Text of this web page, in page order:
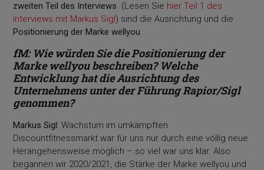
zweiten Teil des Interviews (Lesen Sie hier Teil 1 des
Interviews mit Markus Sigl) sind die Ausrichtung und die
Positionierung der Marke wellyou.
fM: Wie würden Sie die Positionierung der
Marke wellyou beschreiben? Welche
Entwicklung hat die Ausrichtung des
Unternehmens unter der Führung Rapior/Sigl
genommen?
Markus Sigl: Wachstum im umkämpften
Discountfitnessmarkt war für uns nur durch eine völlig neue
Herangehensweise möglich – so viel war uns klar. Also
begannen wir 2020/2021, die Stärke der Marke wellyou und